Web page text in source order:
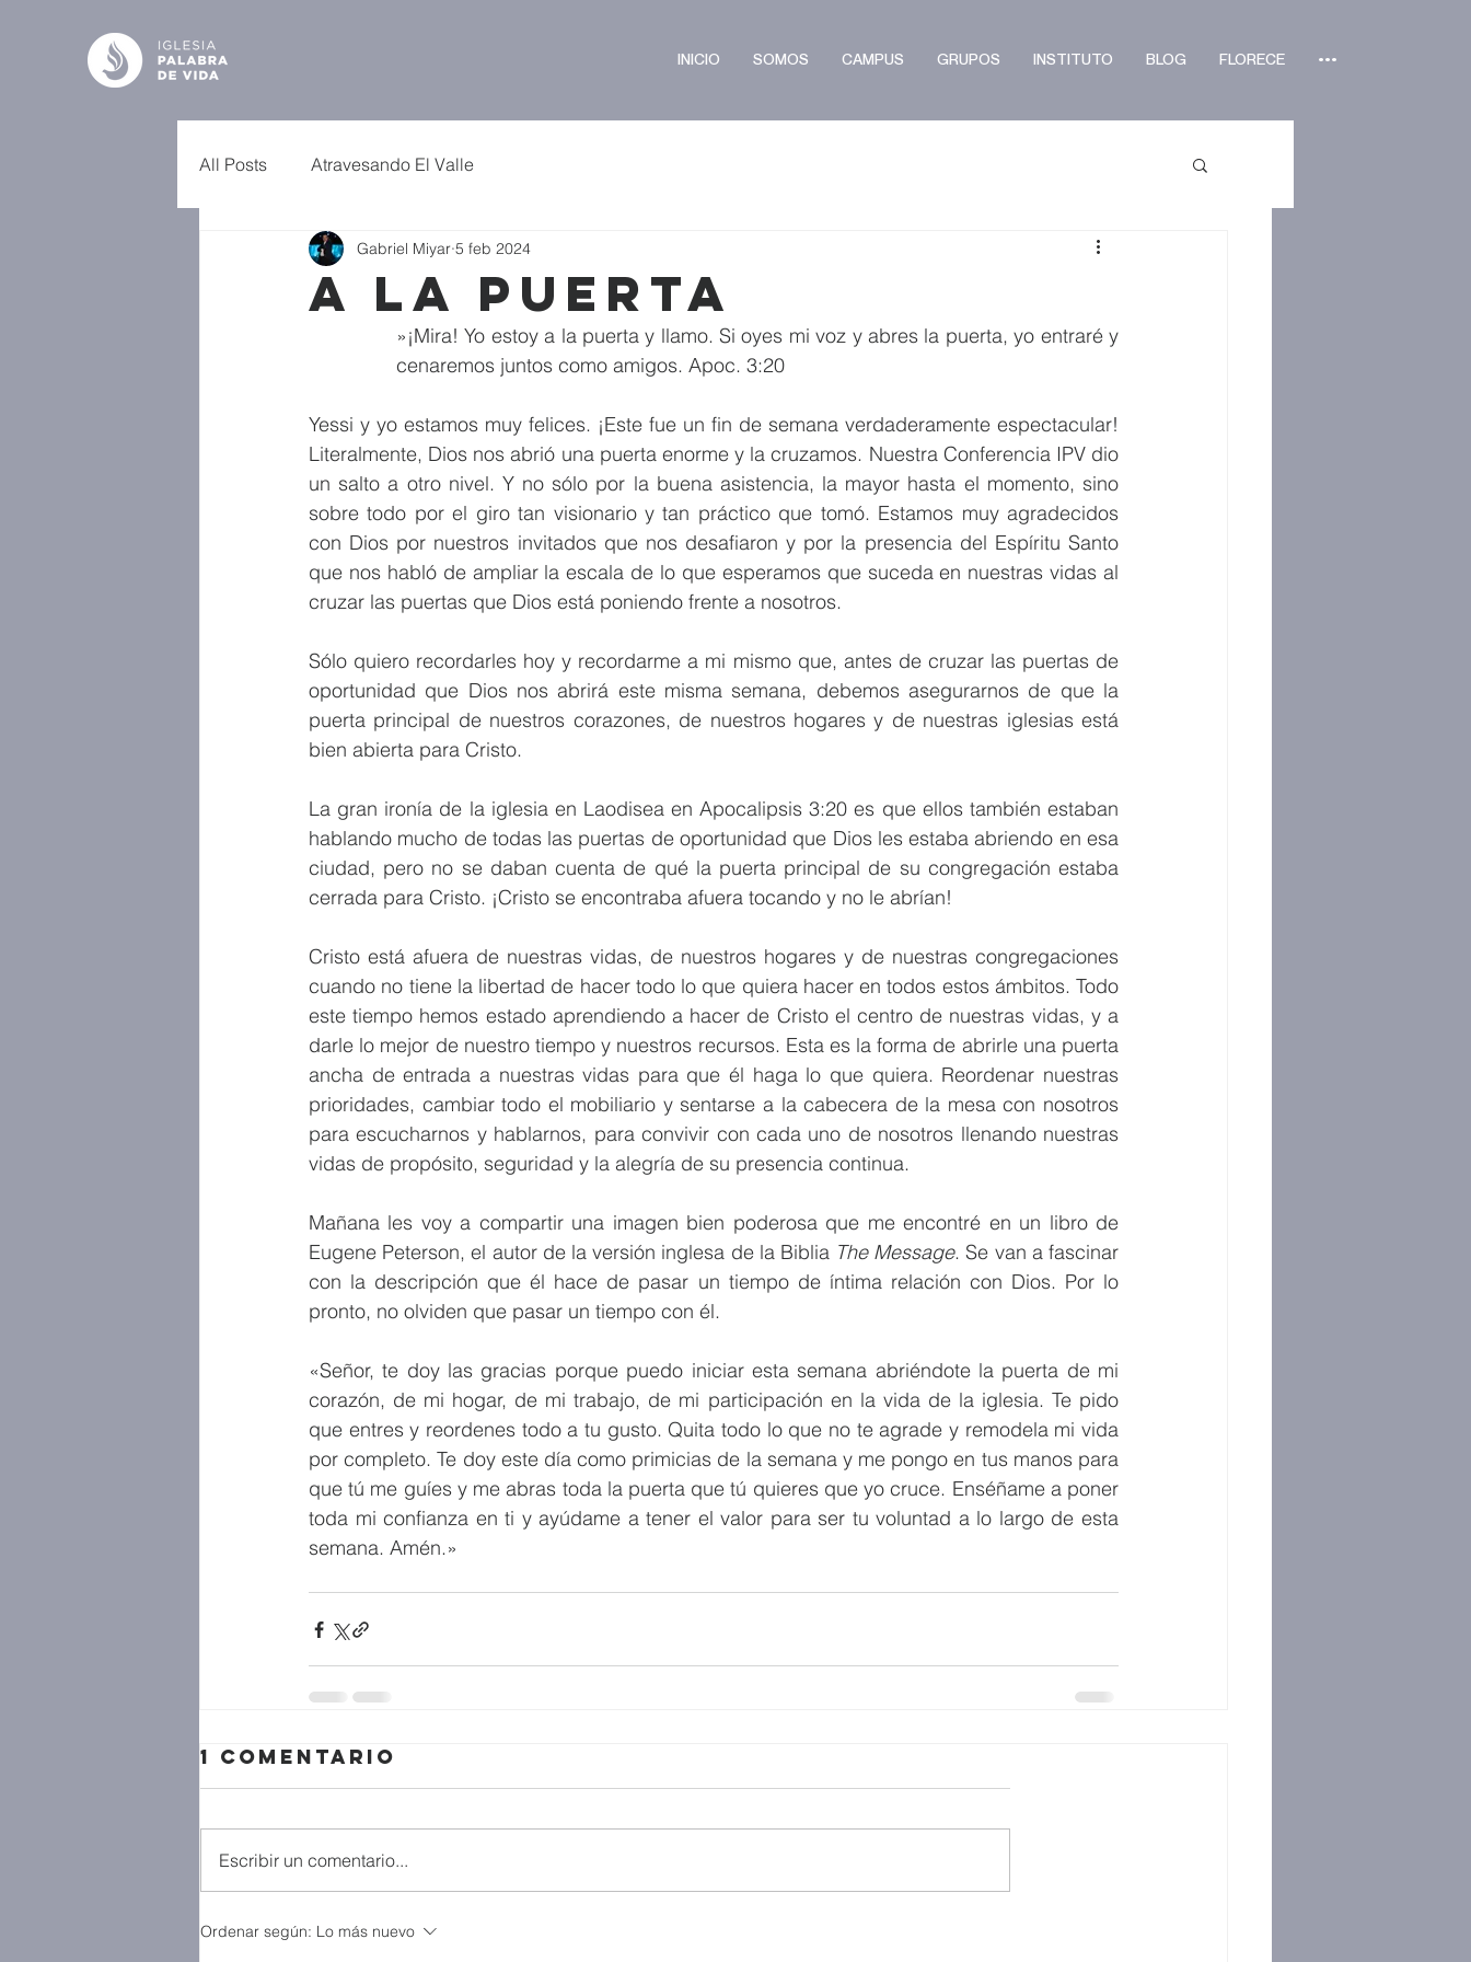
INICIO SOMOS CAMPUS GRUPOS INSTITUTO BLOG FLORECE •••
All Posts Atravesando El Valle
A la Puerta
Gabriel Miyar 5 feb 2024
»¡Mira! Yo estoy a la puerta y llamo. Si oyes mi voz y abres la puerta, yo entraré y
cenaremos juntos como amigos. Apoc. 3:20
Yessi y yo estamos muy felices. ¡Este fue un fin de semana verdaderamente espectacular!
Literalmente, Dios nos abrió una puerta enorme y la cruzamos. Nuestra Conferencia IPV dio
un salto a otro nivel. Y no sólo por la buena asistencia, la mayor hasta el momento, sino
sobre todo por el giro tan visionario y tan práctico que tomó. Estamos muy agradecidos
con Dios por nuestros invitados que nos desafiaron y por la presencia del Espíritu Santo
que nos habló de ampliar la escala de lo que esperamos que suceda en nuestras vidas al
cruzar las puertas que Dios está poniendo frente a nosotros.
Sólo quiero recordarles hoy y recordarme a mi mismo que, antes de cruzar las puertas de
oportunidad que Dios nos abrirá este misma semana, debemos asegurarnos de que la
puerta principal de nuestros corazones, de nuestros hogares y de nuestras iglesias está
bien abierta para Cristo.
La gran ironía de la iglesia en Laodisea en Apocalipsis 3:20 es que ellos también estaban
hablando mucho de todas las puertas de oportunidad que Dios les estaba abriendo en esa
ciudad, pero no se daban cuenta de qué la puerta principal de su congregación estaba
cerrada para Cristo. ¡Cristo se encontraba afuera tocando y no le abrían!
Cristo está afuera de nuestras vidas, de nuestros hogares y de nuestras congregaciones
cuando no tiene la libertad de hacer todo lo que quiera hacer en todos estos ámbitos. Todo
este tiempo hemos estado aprendiendo a hacer de Cristo el centro de nuestras vidas, y a
darle lo mejor de nuestro tiempo y nuestros recursos. Esta es la forma de abrirle una puerta
ancha de entrada a nuestras vidas para que él haga lo que quiera. Reordenar nuestras
prioridades, cambiar todo el mobiliario y sentarse a la cabecera de la mesa con nosotros
para escucharnos y hablarnos, para convivir con cada uno de nosotros llenando nuestras
vidas de propósito, seguridad y la alegría de su presencia continua.
Mañana les voy a compartir una imagen bien poderosa que me encontré en un libro de
Eugene Peterson, el autor de la versión inglesa de la Biblia The Message. Se van a fascinar
con la descripción que él hace de pasar un tiempo de íntima relación con Dios. Por lo
pronto, no olviden que pasar un tiempo con él.
«Señor, te doy las gracias porque puedo iniciar esta semana abriéndote la puerta de mi
corazón, de mi hogar, de mi trabajo, de mi participación en la vida de la iglesia. Te pido
que entres y reordenes todo a tu gusto. Quita todo lo que no te agrade y remodela mi vida
por completo. Te doy este día como primicias de la semana y me pongo en tus manos para
que tú me guíes y me abras toda la puerta que tú quieres que yo cruce. Enséñame a poner
toda mi confianza en ti y ayúdame a tener el valor para ser tu voluntad a lo largo de esta
semana. Amén.»
1 comentario
Escribir un comentario...
Ordenar según: Lo más nuevo